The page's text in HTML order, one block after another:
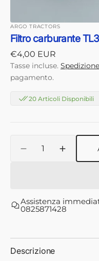
ARGO TRACTORS
Filtro carburante
Prezzo
di
listino
€4,00 EUR
Tasse incluse. Spedizione
pagamento.
20 Articoli Disponibili
Diminuisci
carburante
TL3541160M1
Aumenta
quantità
Assistenza
0825871428
Descrizione